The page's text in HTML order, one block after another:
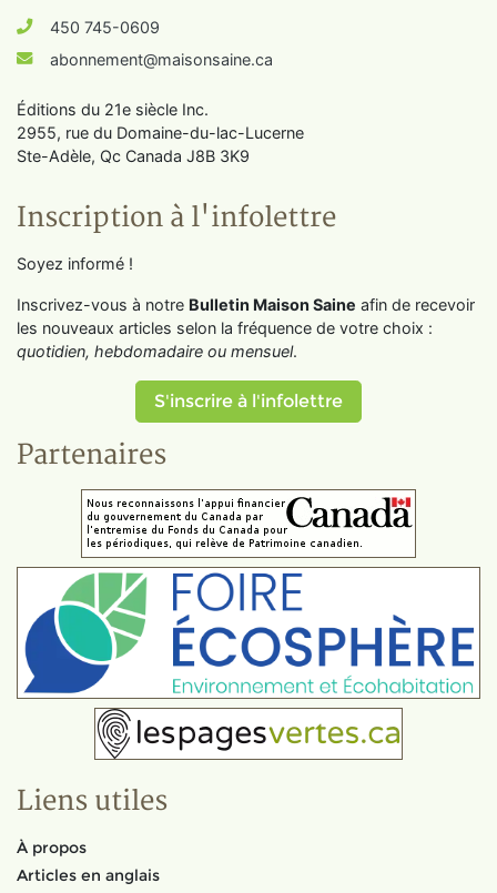
450 745-0609
abonnement@maisonsaine.ca
Éditions du 21e siècle Inc.
2955, rue du Domaine-du-lac-Lucerne
Ste-Adèle, Qc Canada J8B 3K9
Inscription à l'infolettre
Soyez informé !
Inscrivez-vous à notre Bulletin Maison Saine afin de recevoir
les nouveaux articles selon la fréquence de votre choix :
quotidien, hebdomadaire ou mensuel.
S'inscrire à l'infolettre
Partenaires
Liens utiles
À propos
Articles en anglais